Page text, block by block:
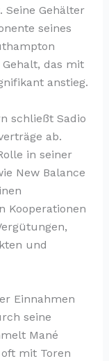
Gehälter
seines
das mit
anstieg.
schließt Sadio
ab.
in seiner
New Balance
Kooperationen
und
Einnahmen
seine
Mané
mit Toren